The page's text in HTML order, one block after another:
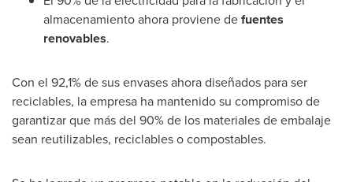
almacenamiento ahora proviene defuentes
renovables.
Con el 92,1% de sus envases ahora diseñados para ser
reciclables, la empresa ha mantenido su compromiso de
garantizar que más del 90% de los materiales de embalaje
sean reutilizables, reciclables o compostables.